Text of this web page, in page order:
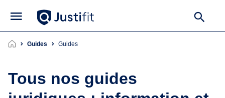
Guides guides
Tous nos guides